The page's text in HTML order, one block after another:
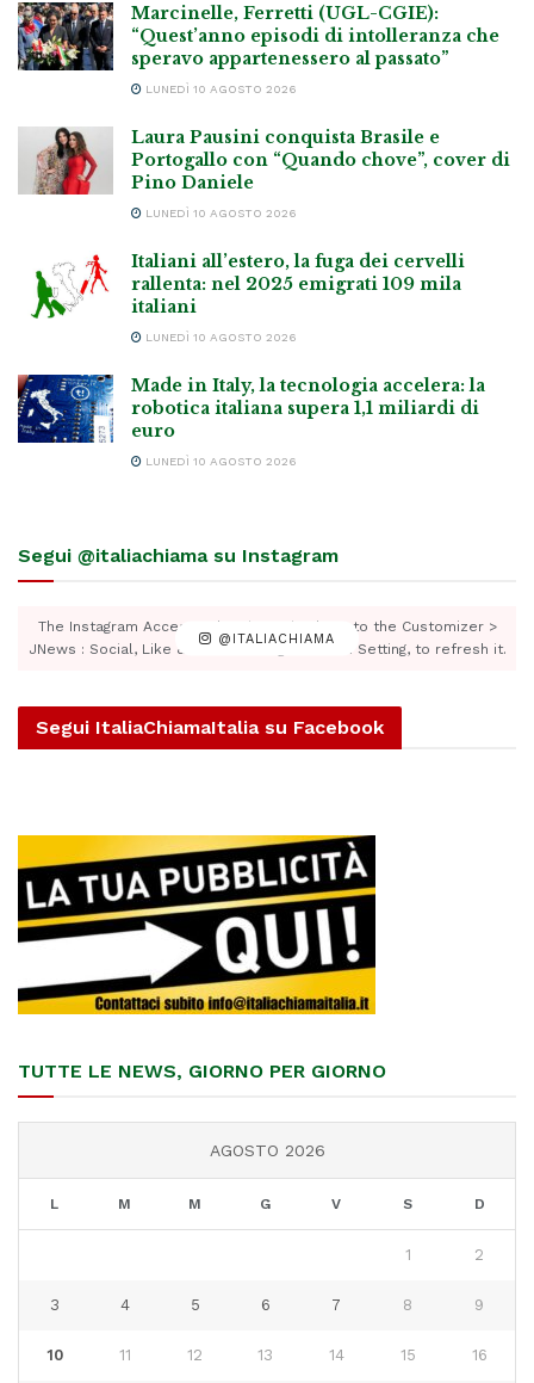
Marcinelle, Ferretti (UGL-CGIE):
“Quest’anno episodi di intolleranza che
speravo appartenessero al passato”
LUNEDÌ 10 AGOSTO 2026
Laura Pausini conquista Brasile e
Portogallo con “Quando chove”, cover di
Pino Daniele
LUNEDÌ 10 AGOSTO 2026
Italiani all’estero, la fuga dei cervelli
rallenta: nel 2025 emigrati 109 mila
italiani
LUNEDÌ 10 AGOSTO 2026
Made in Italy, la tecnologia accelera: la
robotica italiana supera 1,1 miliardi di
euro
LUNEDÌ 10 AGOSTO 2026
Segui @italiachiama su Instagram
@ITALIACHIAMA
The Instagram Access Token is expired, Go to the Customizer >
JNews : Social, Like & View > Instagram Feed Setting, to refresh it.
Segui ItaliaChiamaItalia su Facebook
TUTTE LE NEWS, GIORNO PER GIORNO
AGOSTO 2026
L M M G V S D
1 2
3 4 5 6 7 8 9
10 11 12 13 14 15 16